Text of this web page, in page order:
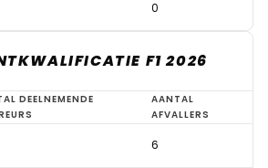
0
F1 2026
DEELNEMENDE
AANTAL
AFVALLERS
6